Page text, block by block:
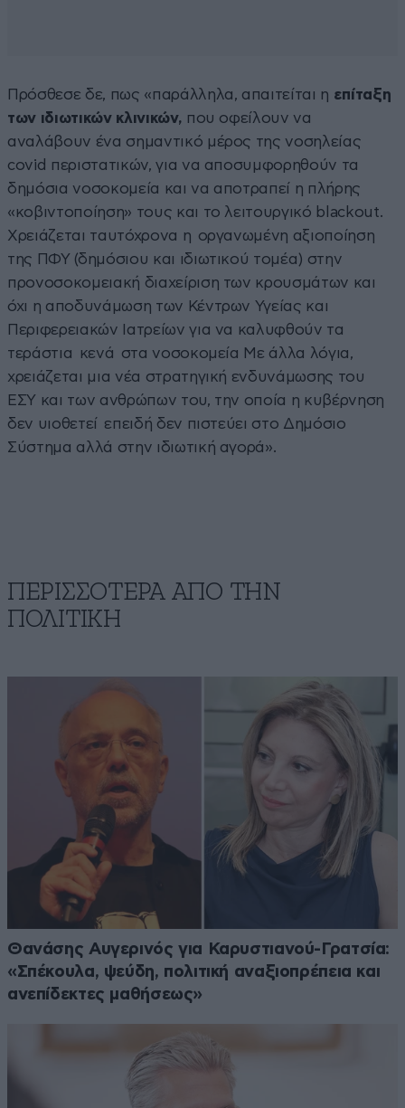
Πρόσθεσε δε, πως «παράλληλα, απαιτείται η επίταξη
των ιδιωτικών κλινικών, που οφείλουν να
αναλάβουν ένα σημαντικό μέρος της νοσηλείας
covid περιστατικών, για να αποσυμφορηθούν τα
δημόσια νοσοκομεία και να αποτραπεί η πλήρης
«κοβιντοποίηση» τους και το λειτουργικό blackout.
Χρειάζεται ταυτόχρονα η οργανωμένη αξιοποίηση
της ΠΦΥ (δημόσιου και ιδιωτικού τομέα) στην
προνοσοκομειακή διαχείριση των κρουσμάτων και
όχι η αποδυνάμωση των Κέντρων Υγείας και
Περιφερειακών Ιατρείων για να καλυφθούν τα
τεράστια κενά στα νοσοκομεία Με άλλα λόγια,
χρειάζεται μια νέα στρατηγική ενδυνάμωσης του
ΕΣΥ και των ανθρώπων του, την οποία η κυβέρνηση
δεν υιοθετεί επειδή δεν πιστεύει στο Δημόσιο
Σύστημα αλλά στην ιδιωτική αγορά».
ΠΕΡΙΣΣΟΤΕΡΑ ΑΠΟ ΤΗΝ
ΠΟΛΙΤΙΚΗ
Θανάσης Αυγερινός για Καρυστιανού-Γρατσία:
«Σπέκουλα, ψεύδη, πολιτική αναξιοπρέπεια και
ανεπίδεκτες μαθήσεως»